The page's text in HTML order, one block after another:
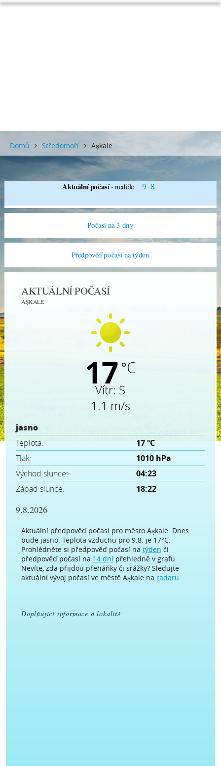
Domů Středomoří Aşkale
Aktuální počasí-neděle 9.8.
Počasí na 3 dny
Předpověď počasí na týden
AKTUÁLNÍ POČASÍ
AŞKALE
17°C
Vítr: S
1.1 m/s
jasno
Teplota:
17 °C
Tlak:
1010 hPa
Východ slunce:
04:23
Západ slunce:
18:22
9.8.2026
Aktuální předpověď počasí pro město Aşkale. Dnes
bude jasno. Teplota vzduchu pro 9.8. je 17°C.
Prohlédněte si předpověď počasí na týden či
předpověď počasí na 14 dnípřehledně v grafu.
Nevíte, zda přijdou přeháňky či srážky? Sledujte
aktuální vývoj počasí ve městě Aşkale na radaru.
Doplňující informace o lokalitě